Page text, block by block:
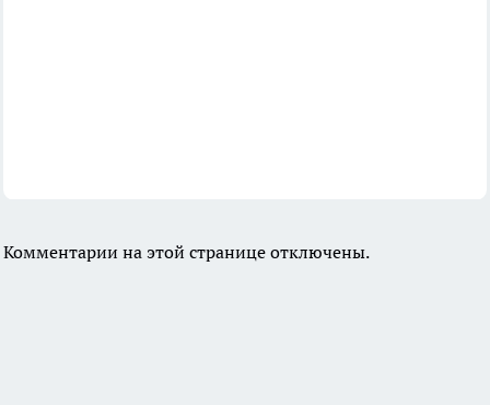
Комментарии на этой странице отключены.